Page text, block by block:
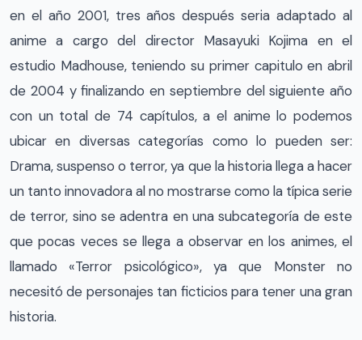
en el año 2001, tres años después seria adaptado al
anime a cargo del director Masayuki Kojima en el
estudio Madhouse, teniendo su primer capitulo en abril
de 2004 y finalizando en septiembre del siguiente año
con un total de 74 capítulos, a el anime lo podemos
ubicar en diversas categorías como lo pueden ser:
Drama, suspenso o terror, ya que la historia llega a hacer
un tanto innovadora al no mostrarse como la típica serie
de terror, sino se adentra en una subcategoría de este
que pocas veces se llega a observar en los animes, el
llamado «Terror psicológico», ya que Monster no
necesitó de personajes tan ficticios para tener una gran
historia.